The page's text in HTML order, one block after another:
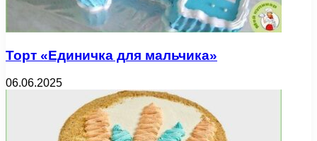
Торт «Единичка для мальчика»
06.06.2025